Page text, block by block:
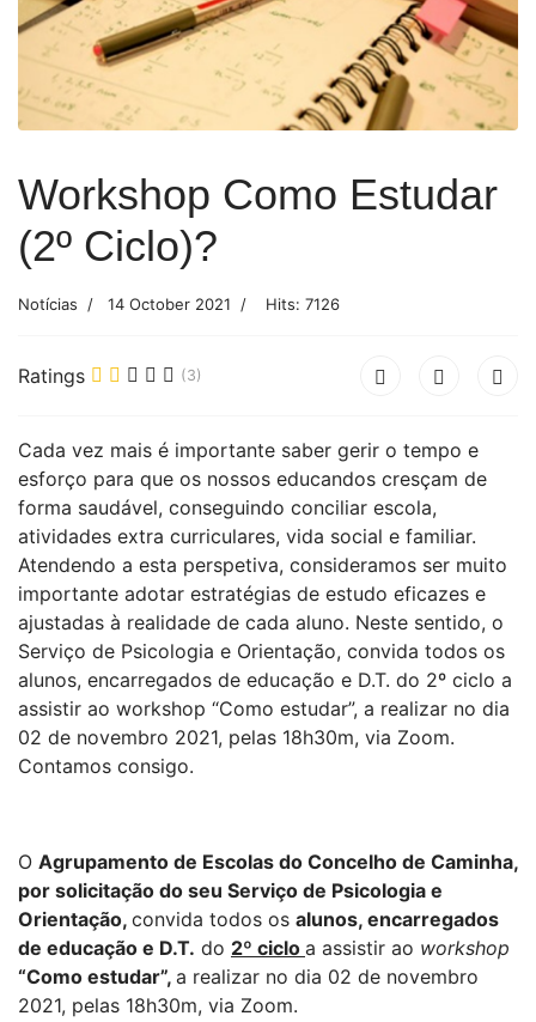
Workshop Como Estudar
(2º Ciclo)?
Notícias 14 October 2021 Hits: 7126
Ratings (3)
Cada vez mais é importante saber gerir o tempo e
esforço para que os nossos educandos cresçam de
forma saudável, conseguindo conciliar escola,
atividades extra curriculares, vida social e familiar.
Atendendo a esta perspetiva, consideramos ser muito
importante adotar estratégias de estudo eficazes e
ajustadas à realidade de cada aluno. Neste sentido, o
Serviço de Psicologia e Orientação, convida todos os
alunos, encarregados de educação e D.T. do 2º ciclo a
assistir ao workshop “Como estudar”, a realizar no dia
02 de novembro 2021, pelas 18h30m, via Zoom.
Contamos consigo.
O Agrupamento de Escolas do Concelho de Caminha,
por solicitação do seu Serviço de Psicologia e
Orientação, convida todos os alunos, encarregados
de educação e D.T. do 2º ciclo a assistir ao workshop
“Como estudar”, a realizar no dia 02 de novembro
2021, pelas 18h30m, via Zoom.